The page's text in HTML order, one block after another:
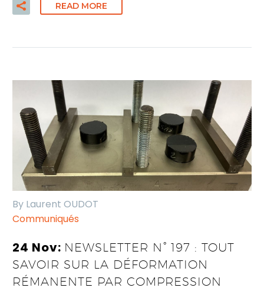
READ MORE
By Laurent OUDOT
Communiqués
24 Nov: NEWSLETTER N° 197 : TOUT
SAVOIR SUR LA DÉFORMATION
RÉMANENTE PAR COMPRESSION